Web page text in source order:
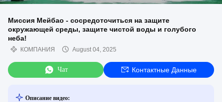
Миссия Мейбао - сосредоточиться на защите
окружающей среды, защите чистой воды и голубого
неба!
КОМПАНИЯ August 04, 2025
Чат Контактные Данные
Описание видео: